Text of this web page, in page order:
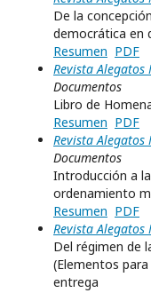
De la
democrática en
Resumen PDF
Revista
Documentos
Libro de
Resumen PDF
Revista
Documentos
Introducción a
ordenamiento
Resumen PDF
Revista
Del régimen de
(Elementos
entrega